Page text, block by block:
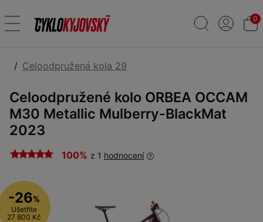
0
Celoodpružená kola 29
Celoodpružené kolo ORBEA OCCAM
M30 Metallic Mulberry-BlackMat
2023
100% z 1 hodnocení
-26%
Ušetříte
27 800 Kč